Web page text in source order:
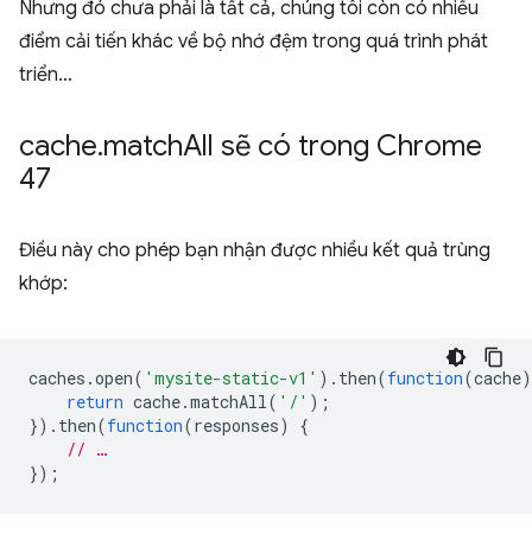
Nhưng đó chưa phải là tất cả, chúng tôi còn có nhiều
điểm cải tiến khác về bộ nhớ đệm trong quá trình phát
triển…
cache.matchAll sẽ có trong Chrome
47
Điều này cho phép bạn nhận được nhiều kết quả trùng
khớp:
caches .open( 'mysite-static-v1' ). then(function(cache)
return cache.matchAll( '/' );
}). then(function(responses)
{
// …
});